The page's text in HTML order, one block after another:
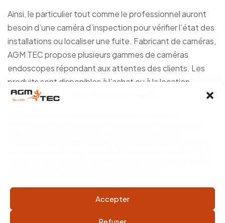
Accepter
Refuser
Ainsi, le particulier tout comme le professionnel auront
besoin d’une caméra d’inspection pour vérifier l’état des
installations ou localiser une fuite. Fabricant de caméras,
AGM TEC propose plusieurs gammes de caméras
endoscopes répondant aux attentes des clients. Les
produits sont disponibles à l’achat ou à la location.